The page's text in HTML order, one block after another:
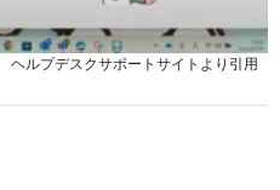
ルプデスクサポートサイトより引用